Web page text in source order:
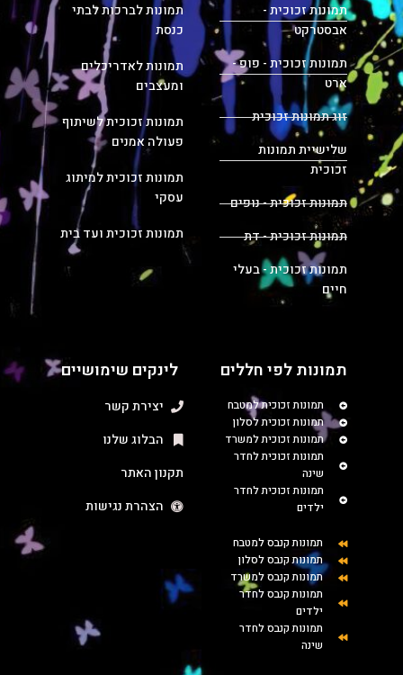
תמונות זכוכית -
אבסטרקט
תמונות זכוכית - פופ -
ארט
זוג תמונות זכוכית
שלישיית תמונות
זכוכית
תמונות זכוכית - נופים
תמונות זכוכית - דת
תמונות זכוכית - בעלי
חיים
תמונות לברכות לבתי
כנסת
תמונות לאדריכלים
ומעצבים
תמונות זכוכית לשיתוף
פעולה אמנים
תמונות זכוכית למיתוג
עסקי
תמונות זכוכית ועד בית
תמונות לפי חללים
תמונות זכוכית למטבח
תמונות זכוכית לסלון
תמונות זכוכית למשרד
תמונות זכוכית לחדר
שינה
תמונות זכוכית לחדר
ילדים
תמונות קנבס למטבח
תמונות קנבס לסלון
תמונות קנבס למשרד
תמונות קנבס לחדר
ילדים
תמונות קנבס לחדר
שינה
לינקים שימושיים
יצירת קשר
הבלוג שלנו
תקנון האתר
הצהרת נגישות